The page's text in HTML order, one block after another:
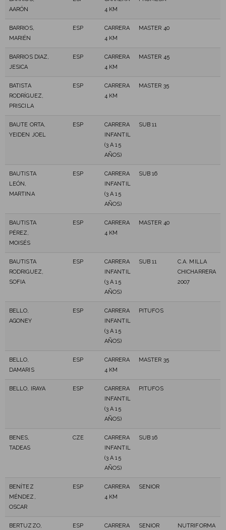
AARÓN
4 KM
BARRIOS,
MARIÉN
ESP
CARRERA
4 KM
MASTER 40
BARRIOS DIAZ,
JESICA
ESP
CARRERA
4 KM
MASTER 45
BATISTA
RODRÍGUEZ,
PRISCILA
ESP
CARRERA
4 KM
MASTER 35
BAUTE ORTA,
YEIDEN JOEL
ESP
CARRERA
INFANTIL
(3 A 15
AÑOS)
SUB 11
BAUTISTA
LEÓN,
MARTINA
ESP
CARRERA
INFANTIL
(3 A 15
AÑOS)
SUB 16
BAUTISTA
PÉREZ,
MOISÉS
ESP
CARRERA
4 KM
MASTER 40
BAUTISTA
RODRIGUEZ,
SOFIA
ESP
CARRERA
INFANTIL
(3 A 15
AÑOS)
SUB 11
C.A. MILLA
CHICHARRERA
2007
BELLO,
AGONEY
ESP
CARRERA
INFANTIL
(3 A 15
AÑOS)
PITUFOS
BELLO,
DAMARIS
ESP
CARRERA
4 KM
MASTER 35
BELLO, IRAYA ESP
CARRERA
INFANTIL
(3 A 15
AÑOS)
PITUFOS
BENES,
TADEAS
CZE
CARRERA
INFANTIL
(3 A 15
AÑOS)
SUB 16
BENÍTEZ
MÉNDEZ,
OSCAR
ESP
CARRERA
4 KM
SENIOR
BERTUZZO,
ESP
CARRERA
SENIOR NUTRIFORMA